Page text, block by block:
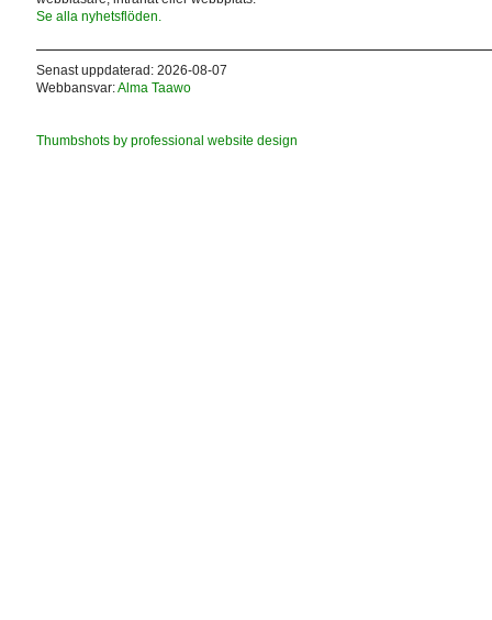
Se alla nyhetsflöden.
Senast uppdaterad: 2026-08-07
Webbansvar:Alma Taawo
Thumbshots by professional website design